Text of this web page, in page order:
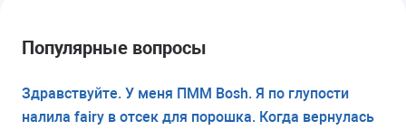
Популярные вопросы
Здравствуйте. У меня ПММ Bosh. Я по глупости
налила fairy в отсек для порошка. Когда вернулась